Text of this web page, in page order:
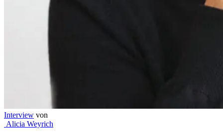
Interview von
Alicia Weyrich